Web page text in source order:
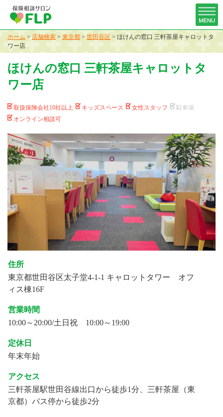
ホーム > 店舗検索 > 東京都 > 世田谷区 > ほけんの窓口 三軒茶屋キャロットタ
ワー店
ほけんの窓口 三軒茶屋キャロットタ
ワー店
取扱保険会社10社以上 キッズスペース 女性スタッフ
駐車場
オンライン相談可
住所
東京都世田谷区太子堂4-1-1 キャロットタワー オフ
ィス棟16F
営業時間
10:00～20:00/土日祝 10:00～19:00
定休日
年末年始
アクセス
三軒茶屋駅世田谷線出口から徒歩1分、三軒茶屋（東
京都）バス停から徒歩2分